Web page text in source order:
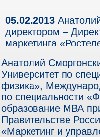
05.02.2013
директором –
маркетинга
Анатолий
Университет по
физика»,
по специальности
образование МВА
Правительстве
«Маркетинг и